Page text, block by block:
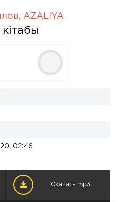
, AZALIYA
02:46
Скачать mp3